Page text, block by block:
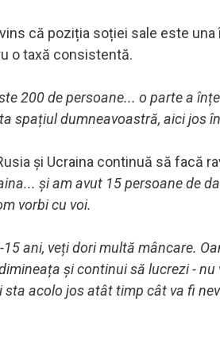
că poziția soției sale este
o taxă consistentă.
200 de persoane... o parte a
spațiul dumneavoastră, aici jos
și Ucraina continuă să facă
și am avut 15 persoane de
vorbi cu voi.
ani, veți dori multă mâncare.
și continui să lucrezi -
acolo jos atât timp cât va fi